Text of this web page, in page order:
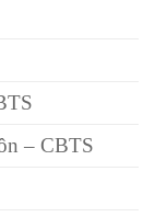
– CBTS